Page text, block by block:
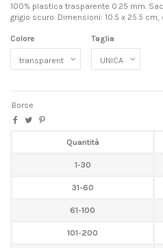
100% plastica trasparente 0.25 mm.
grigio scuro. Dimensioni: 10.5 x 25.5
Colore Taglia
Borse
Quantità
1-30
31-60
61-100
101-200